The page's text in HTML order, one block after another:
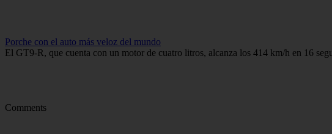
Porche con el auto más veloz del mundo
El GT9-R, que cuenta con un motor de cuatro litros, alcanza los 414 km/h en 16
Comments